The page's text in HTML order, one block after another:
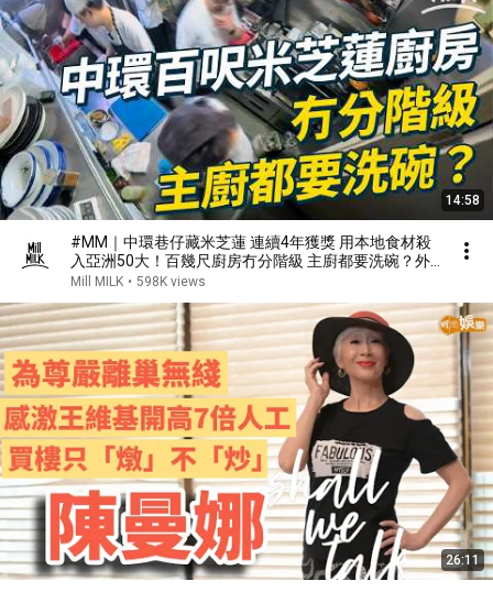
14:58
#MM｜中環巷仔藏米芝蓮 連續4年獲獎 用本地食材殺
入亞洲50大！百幾尺廚房冇分階級 主廚都要洗碗？外
國米芝蓮領班都特意叩門拜師！｜#美味道來 #4K
Mill MILK • 598K views
26:11